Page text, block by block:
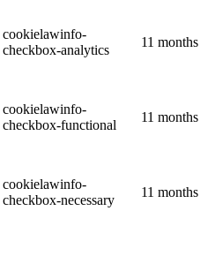
cookielawinfo-
checkbox-analytics
11 months
cookielawinfo-
checkbox-functional
11 months
cookielawinfo-
checkbox-necessary
11 months